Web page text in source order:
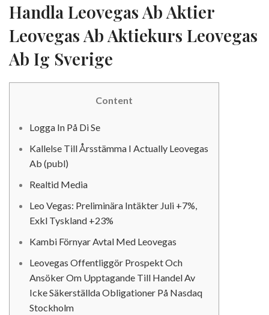
Handla Leovegas Ab Aktier
Leovegas Ab Aktiekurs Leovegas
Ab Ig Sverige
Content
Logga In På Di Se
Kallelse Till Årsstämma I Actually Leovegas
Ab (publ)
Realtid Media
Leo Vegas: Preliminära Intäkter Juli +7%,
Exkl Tyskland +23%
Kambi Förnyar Avtal Med Leovegas
Leovegas Offentliggör Prospekt Och
Ansöker Om Upptagande Till Handel Av
Icke Säkerställda Obligationer På Nasdaq
Stockholm